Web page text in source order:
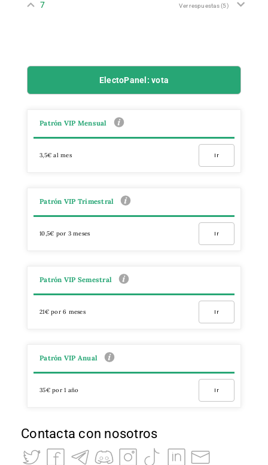
7 Ver respuestas(5)
ElectoPanel: vota
Patrón VIP Mensual
3,5€ al mes Ir
Patrón VIP Trimestral
10,5€ por 3 meses Ir
Patrón VIP Semestral
21€ por 6 meses Ir
Patrón VIP Anual
35€ por 1 año Ir
Contacta con nosotros